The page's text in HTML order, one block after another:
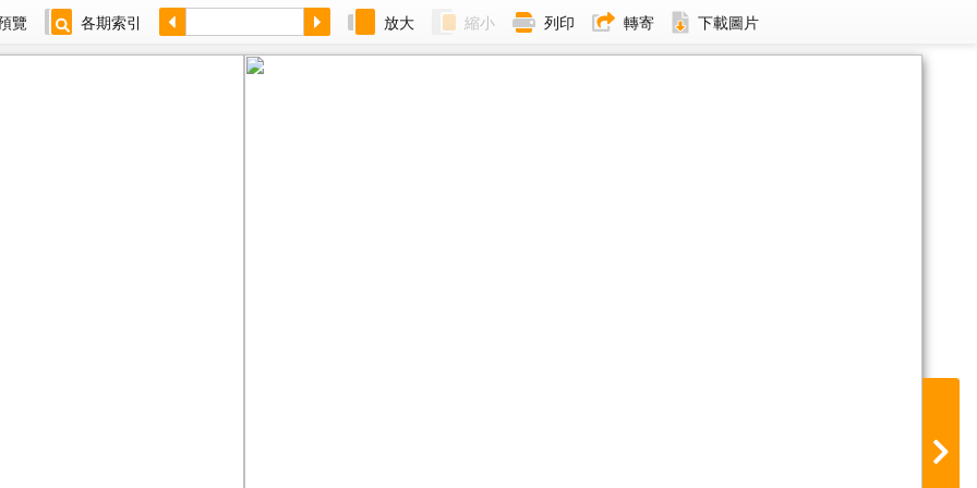
覽 各期索引 放大 縮小 列印 轉寄 下載圖片